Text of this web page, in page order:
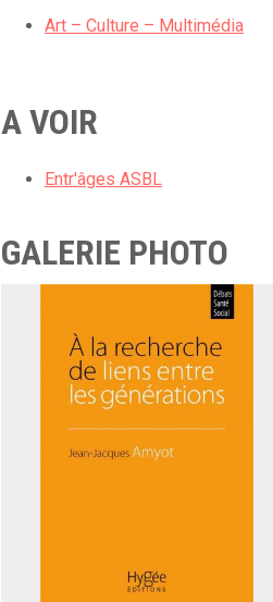
Art – Culture – Multimédia
A VOIR
Entr'âges ASBL
GALERIE PHOTO